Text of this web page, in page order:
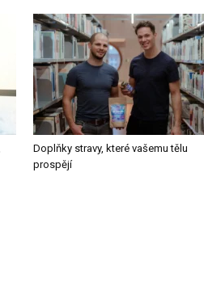
Doplňky stravy, které vašemu tělu
prospějí